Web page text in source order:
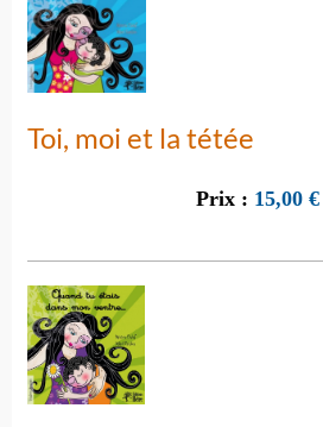
Toi, moi et la tétée
Prix : 15,00 €